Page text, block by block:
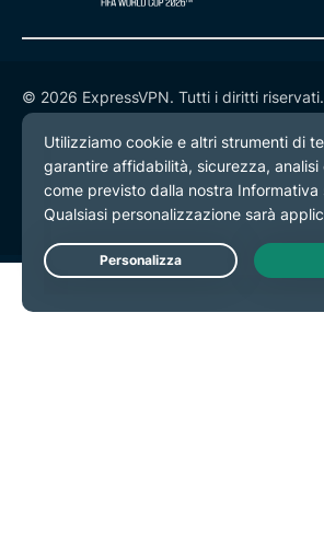
© 2026 ExpressVPN. Tutti i diritti riservati.
Informativa sulla privacy
Termini di servizio
Preferenze cookie